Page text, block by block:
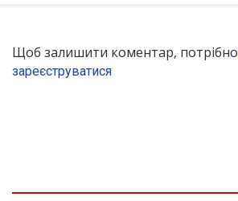
Щоб залишити коментар, потрібно
зареєструватися